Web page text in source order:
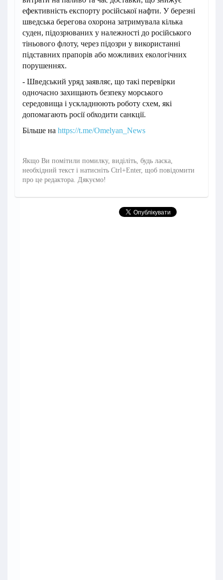
ефективність експорту російської нафти. У березні
шведська берегова охорона затримувала кілька
суден, підозрюваних у належності до російського
тіньового флоту, через підозри у використанні
підставних прапорів або можливих екологічних
порушеннях.
- Шведський уряд заявляє, що такі перевірки
одночасно захищають безпеку морського
середовища і ускладнюють роботу схем, які
допомагають росії обходити санкції.
Більше на https://t.me/Omelyan_News
Якщо Ви помітили помилку, виділіть, будь ласка,
необхідний текст і натисніть Ctrl+Enter, щоб повідомити
про це редактора. Дякуємо!